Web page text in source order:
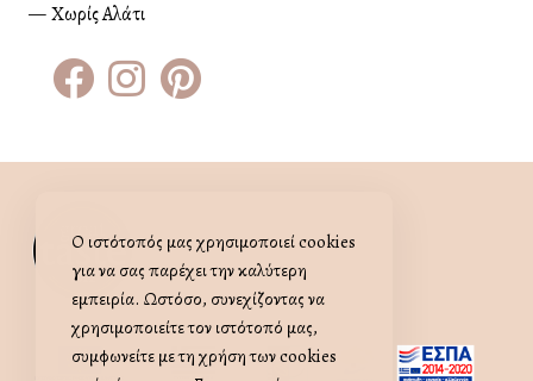
Χωρίς Αλάτι
Skip πίσω στην κύρια πλοήγηση
όπως παλιά
ΧΕΙΡΟΠΟΊΗΤΑ ΕΛΛΗΝΙΚΆ ΠΡΟΪΌΝΤΑ
Ο ιστότοπός μας χρησιμοποιεί cookies
για να σας παρέχει την καλύτερη
εμπειρία. Ωστόσο, συνεχίζοντας να
χρησιμοποιείτε τον ιστότοπό μας,
συμφωνείτε με τη χρήση των cookies